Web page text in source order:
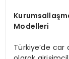
Modelleri
Türkiye’de